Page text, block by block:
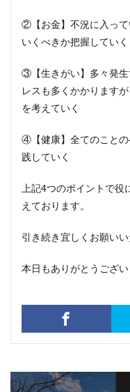
②【お金】不況に入っ
いくべきか把握していく
③【生きがい】多々発生
レスも多くかかります
を考えていく
④【健康】全てのこと
践していく
上記4つのポイントで
えております。
引き続き宜しくお願いい
本日もありがとうござい